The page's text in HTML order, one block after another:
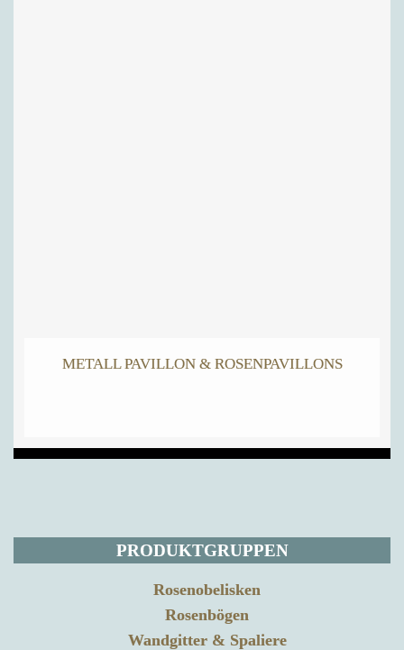
METALL PAVILLON & ROSENPAVILLONS
PRODUKTGRUPPEN
Rosenobelisken
Rosenbögen
Wandgitter & Spaliere